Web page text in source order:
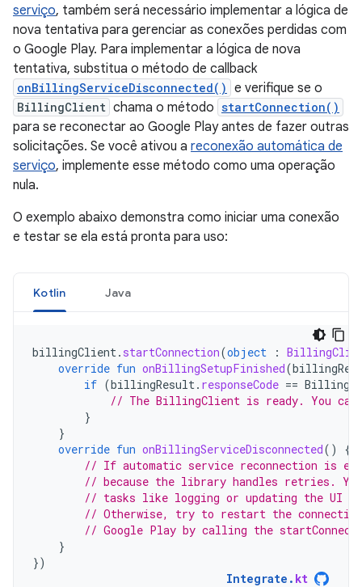
serviço, também será necessário implementar a lógica de
nova tentativa para gerenciar as conexões perdidas com
o Google Play. Para implementar a lógica de nova
tentativa, substitua o método de callback
onBillingServiceDisconnected() e verifique se o
BillingClient chama o método startConnection()
para se reconectar ao Google Play antes de fazer outras
solicitações. Se você ativou a reconexão automática de
serviço, implemente esse método como uma operação
nula.
O exemplo abaixo demonstra como iniciar uma conexão
e testar se ela está pronta para uso:
Kotlin Java
billingClient. startConnection(object :
override fun onBillingSetupFinished(
if (billingResult. responseCode ==
// The BillingClient is ready. You can
}
}
override fun onBillingServiceDisconnected()
{
// If automatic service reconnection is
// because the library handles retries.
// tasks like logging or updating the UI
// Otherwise, try to restart the
// Google Play by calling the
}
})
Integrate . kt